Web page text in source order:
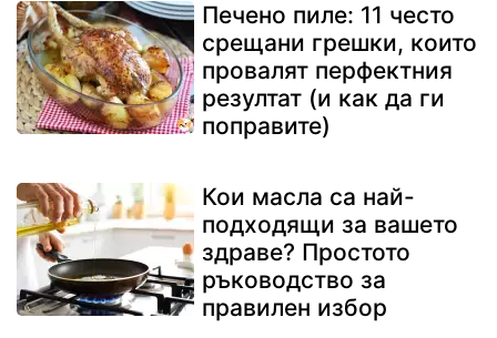
Печено пиле: 11 често
срещани грешки, които
провалят перфектния
резултат (и как да ги
поправите)
Кои масла са най-
подходящи за вашето
здраве? Простото
ръководство за
правилен избор